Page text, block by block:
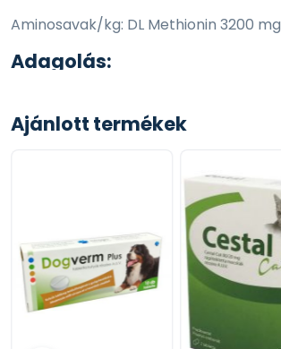
Aminosavak/kg: DL Methionin 3200 mg
Adagolás:
takarmányozási célra!
Ajánlott termékek